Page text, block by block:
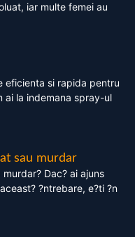
iar multe femei au
eficienta si rapida pentru
ai la indemana spray-ul
sau murdar
Dac? ai ajuns
?ntrebare, e?ti ?n